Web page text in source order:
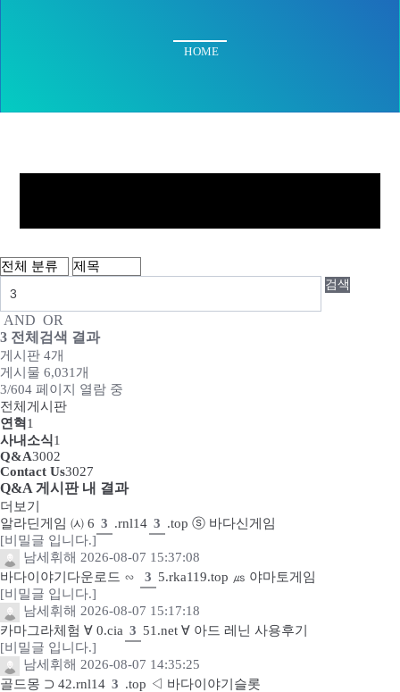
HOME
주요시설
사이버홍보
고객센터
채용정보
회원서비스
이용안내
검색
AND OR
3 전체검색 결과
게시판 4개
게시물 6,031개
3/604 페이지 열람 중
전체게시판
연혁1
사내소식1
Q&A3002
Contact Us3027
Q&A 게시판 내 결과
더보기
알라딘게임 ㈆ 6 3 .rnl14 3 .top ⓢ 바다신게임
[비밀글 입니다.]
남세휘해 2026-08-07 15:37:08
바다이야기다운로드 ∽
3 5.rka119.top ㎲ 야마토게임
[비밀글 입니다.]
남세휘해 2026-08-07 15:17:18
카마그라체험 ∀ 0.cia 3 51.net ∀ 아드 레닌 사용후기
[비밀글 입니다.]
남세휘해 2026-08-07 14:35:25
골드몽 ⊃ 42.rnl14 3 .top ◁ 바다이야기슬롯